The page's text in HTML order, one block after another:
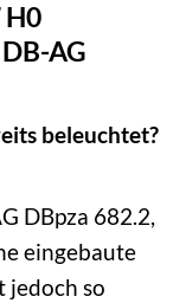
H0
AG
beleuchtet?
DBpza 682.2,
eingebaute
jedoch so